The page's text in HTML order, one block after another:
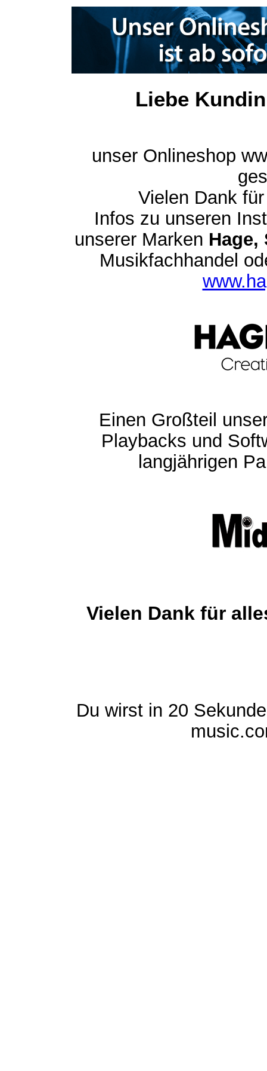
Liebe
unser Onlineshop
Vielen Dank
Infos zu unseren
unserer Marken Hage,
Musikfachhandel
Einen Großteil
Playbacks und
langjährigen
Vielen Dank für
Du wirst in 20